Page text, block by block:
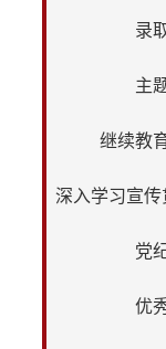
录
主
继续教
深入学习宣
党
优